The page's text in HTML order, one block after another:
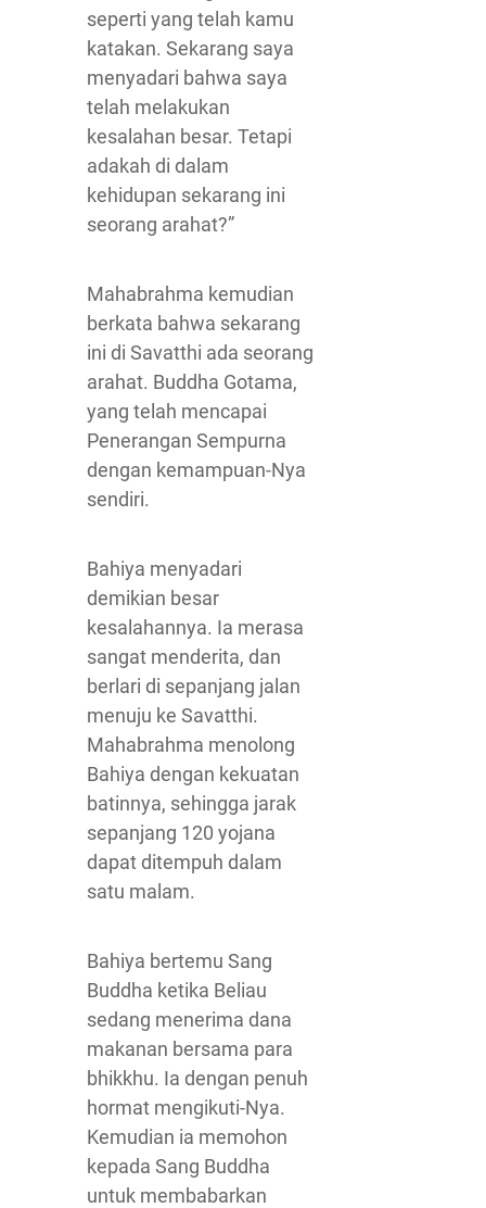
seperti yang telah kamu
katakan. Sekarang saya
menyadari bahwa saya
telah melakukan
kesalahan besar. Tetapi
adakah di dalam
kehidupan sekarang ini
seorang arahat?”
Mahabrahma kemudian
berkata bahwa sekarang
ini di Savatthi ada seorang
arahat. Buddha Gotama,
yang telah mencapai
Penerangan Sempurna
dengan kemampuan-Nya
sendiri.
Bahiya menyadari
demikian besar
kesalahannya. Ia merasa
sangat menderita, dan
berlari di sepanjang jalan
menuju ke Savatthi.
Mahabrahma menolong
Bahiya dengan kekuatan
batinnya, sehingga jarak
sepanjang 120 yojana
dapat ditempuh dalam
satu malam.
Bahiya bertemu Sang
Buddha ketika Beliau
sedang menerima dana
makanan bersama para
bhikkhu. Ia dengan penuh
hormat mengikuti-Nya.
Kemudian ia memohon
kepada Sang Buddha
untuk membabarkan